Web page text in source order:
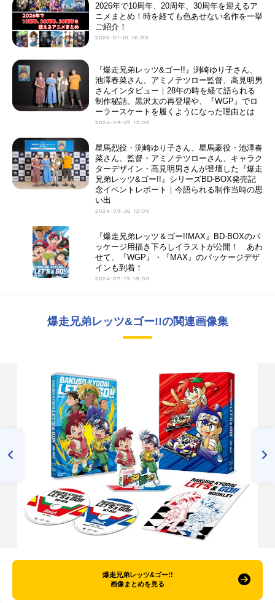
2026年で10周年、20周年、30周年を迎えるア
ニメまとめ！時を経ても色あせない名作を一挙
ご紹介！
2026-01-01 16:00
『爆走兄弟レッツ&ゴー!!』渕崎ゆり子さん、
池澤春菜さん、アミノテツロー監督、高見明男
さんインタビュー｜28年の時を経て語られる
制作秘話。黒沢太の再登場や、『WGP』でロ
ーラースケートを履くようになった理由とは
2024-09-27 12:00
星馬烈役・渕崎ゆり子さん、星馬豪役・池澤春
菜さん、監督・アミノテツローさん、キャラク
ターデザイン・高見明男さんが登壇した『爆走
兄弟レッツ&ゴー!!』シリーズBD-BOX発売記
念イベントレポート｜今語られる制作当時の思
い出
2024-09-26 12:00
『爆走兄弟レッツ＆ゴー!!MAX』BD-BOXのパ
ッケージ用描き下ろしイラストが公開！ あわ
せて、『WGP』・『MAX』のパッケージデザ
インも到着！
2024-07-19 18:00
爆走兄弟レッツ&ゴー!!の関連画像集
爆走兄弟レッツ&ゴー!!
画像まとめを見る